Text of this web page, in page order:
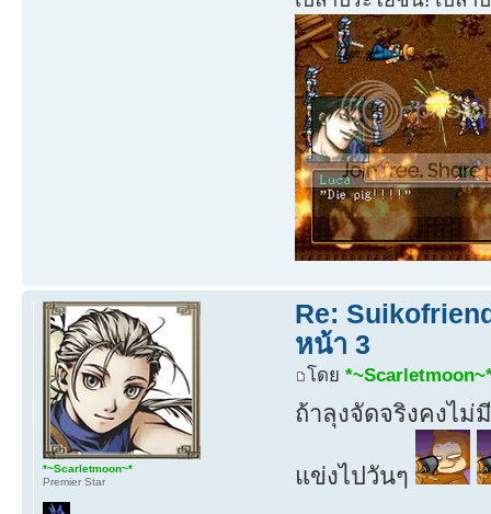
Re:
หน้า 3
โดย
ถ้าลุงจัดจริงคงไม่
แข่งไปวันๆ
*~Scarletmoon~*
Premier Star